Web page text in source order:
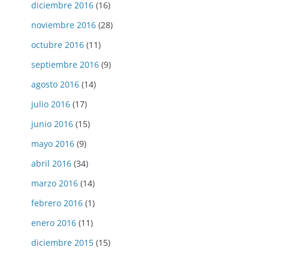
diciembre 2016 (16)
noviembre 2016 (28)
octubre 2016 (11)
septiembre 2016 (9)
agosto 2016 (14)
julio 2016 (17)
junio 2016 (15)
mayo 2016 (9)
abril 2016 (34)
marzo 2016 (14)
febrero 2016 (1)
enero 2016 (11)
diciembre 2015 (15)